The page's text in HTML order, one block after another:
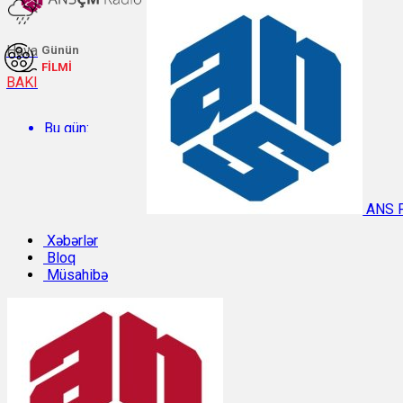
Hava
BAKI
Bu gün:
Temperatur: 29.2°C. Rütubət: 48%.
Sabah:
Günün
FİLMİ
ANS
Xəbərlər
Bloq
Müsahibə